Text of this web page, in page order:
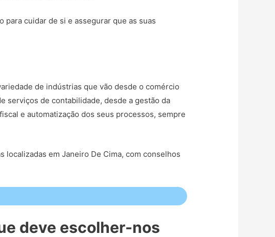
cuidar de si e assegurar que as suas
de indústrias que vão desde o comércio
serviços de contabilidade, desde a gestão da
e automatização dos seus processos, sempre
localizadas em Janeiro De Cima, com conselhos
deve escolher-nos